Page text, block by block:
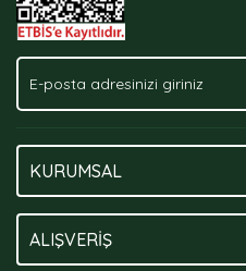
KURUMSAL
ALIŞVERİŞ